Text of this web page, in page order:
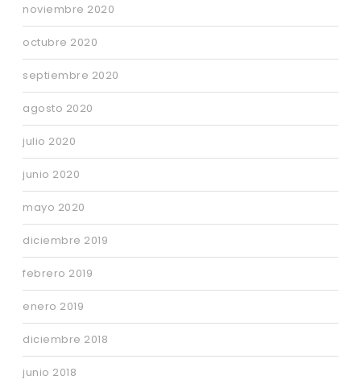
noviembre 2020
octubre 2020
septiembre 2020
agosto 2020
julio 2020
junio 2020
mayo 2020
diciembre 2019
febrero 2019
enero 2019
diciembre 2018
junio 2018